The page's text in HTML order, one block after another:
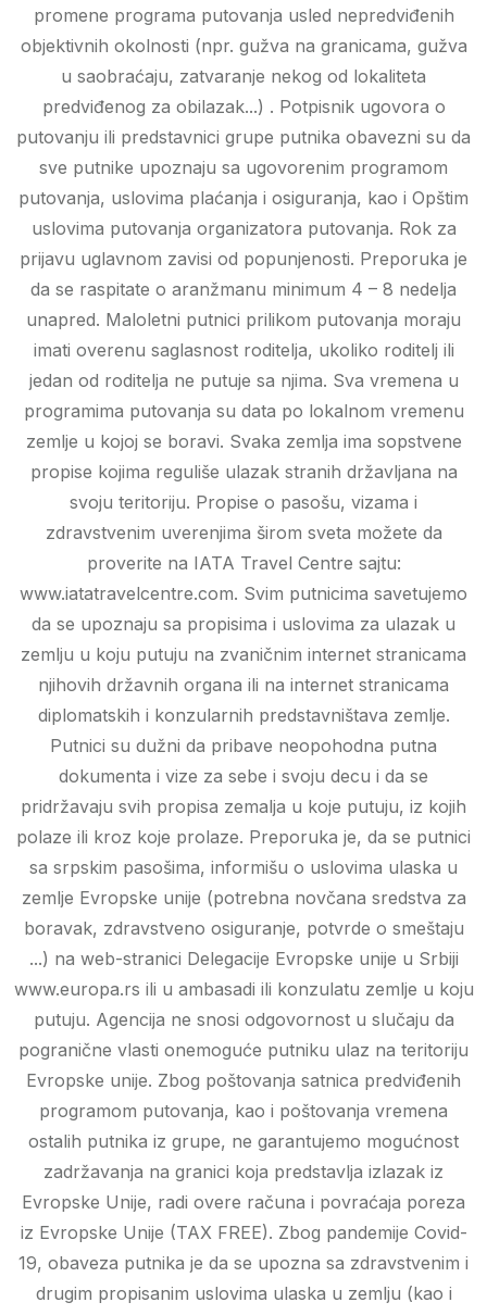
promene programa putovanja usled nepredviđenih
objektivnih okolnosti (npr. gužva na granicama, gužva
u saobraćaju, zatvaranje nekog od lokaliteta
predviđenog za obilazak...) . Potpisnik ugovora o
putovanju ili predstavnici grupe putnika obavezni su da
sve putnike upoznaju sa ugovorenim programom
putovanja, uslovima plaćanja i osiguranja, kao i Opštim
uslovima putovanja organizatora putovanja. Rok za
prijavu uglavnom zavisi od popunjenosti. Preporuka je
da se raspitate o aranžmanu minimum 4 – 8 nedelja
unapred. Maloletni putnici prilikom putovanja moraju
imati overenu saglasnost roditelja, ukoliko roditelj ili
jedan od roditelja ne putuje sa njima. Sva vremena u
programima putovanja su data po lokalnom vremenu
zemlje u kojoj se boravi. Svaka zemlja ima sopstvene
propise kojima reguliše ulazak stranih državljana na
svoju teritoriju. Propise o pasošu, vizama i
zdravstvenim uverenjima širom sveta možete da
proverite na IATA Travel Centre sajtu:
www.iatatravelcentre.com. Svim putnicima savetujemo
da se upoznaju sa propisima i uslovima za ulazak u
zemlju u koju putuju na zvaničnim internet stranicama
njihovih državnih organa ili na internet stranicama
diplomatskih i konzularnih predstavništava zemlje.
Putnici su dužni da pribave neopohodna putna
dokumenta i vize za sebe i svoju decu i da se
pridržavaju svih propisa zemalja u koje putuju, iz kojih
polaze ili kroz koje prolaze. Preporuka je, da se putnici
sa srpskim pasošima, informišu o uslovima ulaska u
zemlje Evropske unije (potrebna novčana sredstva za
boravak, zdravstveno osiguranje, potvrde o smeštaju
...) na web-stranici Delegacije Evropske unije u Srbiji
www.europa.rs ili u ambasadi ili konzulatu zemlje u koju
putuju. Agencija ne snosi odgovornost u slučaju da
pogranične vlasti onemoguće putniku ulaz na teritoriju
Evropske unije. Zbog poštovanja satnica predviđenih
programom putovanja, kao i poštovanja vremena
ostalih putnika iz grupe, ne garantujemo mogućnost
zadržavanja na granici koja predstavlja izlazak iz
Evropske Unije, radi overe računa i povraćaja poreza
iz Evropske Unije (TAX FREE). Zbog pandemije Covid-
19, obaveza putnika je da se upozna sa zdravstvenim i
drugim propisanim uslovima ulaska u zemlju (kao i